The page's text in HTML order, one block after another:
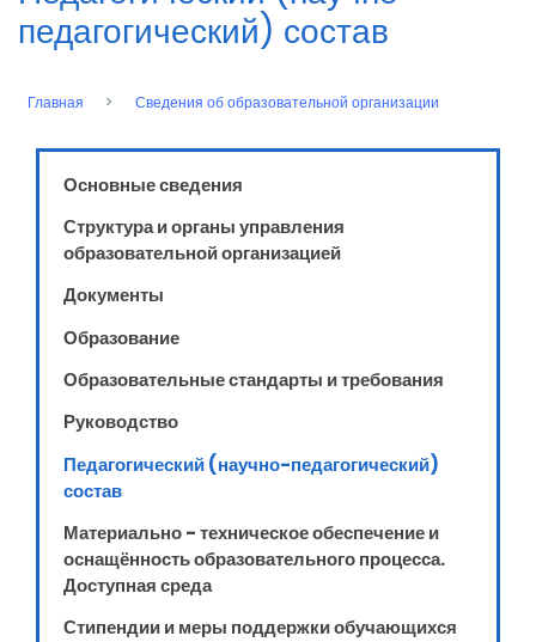
педагогический) состав
Строка
Главная Сведения об образовательной организации
Основные сведения
Структура и органы управления
образовательной организацией
Документы
Образование
Образовательные стандарты и требования
Руководство
Педагогический (научно-педагогический)
состав
Материально - техническое обеспечение и
оснащённость образовательного процесса.
Доступная среда
Стипендии и меры поддержки обучающихся